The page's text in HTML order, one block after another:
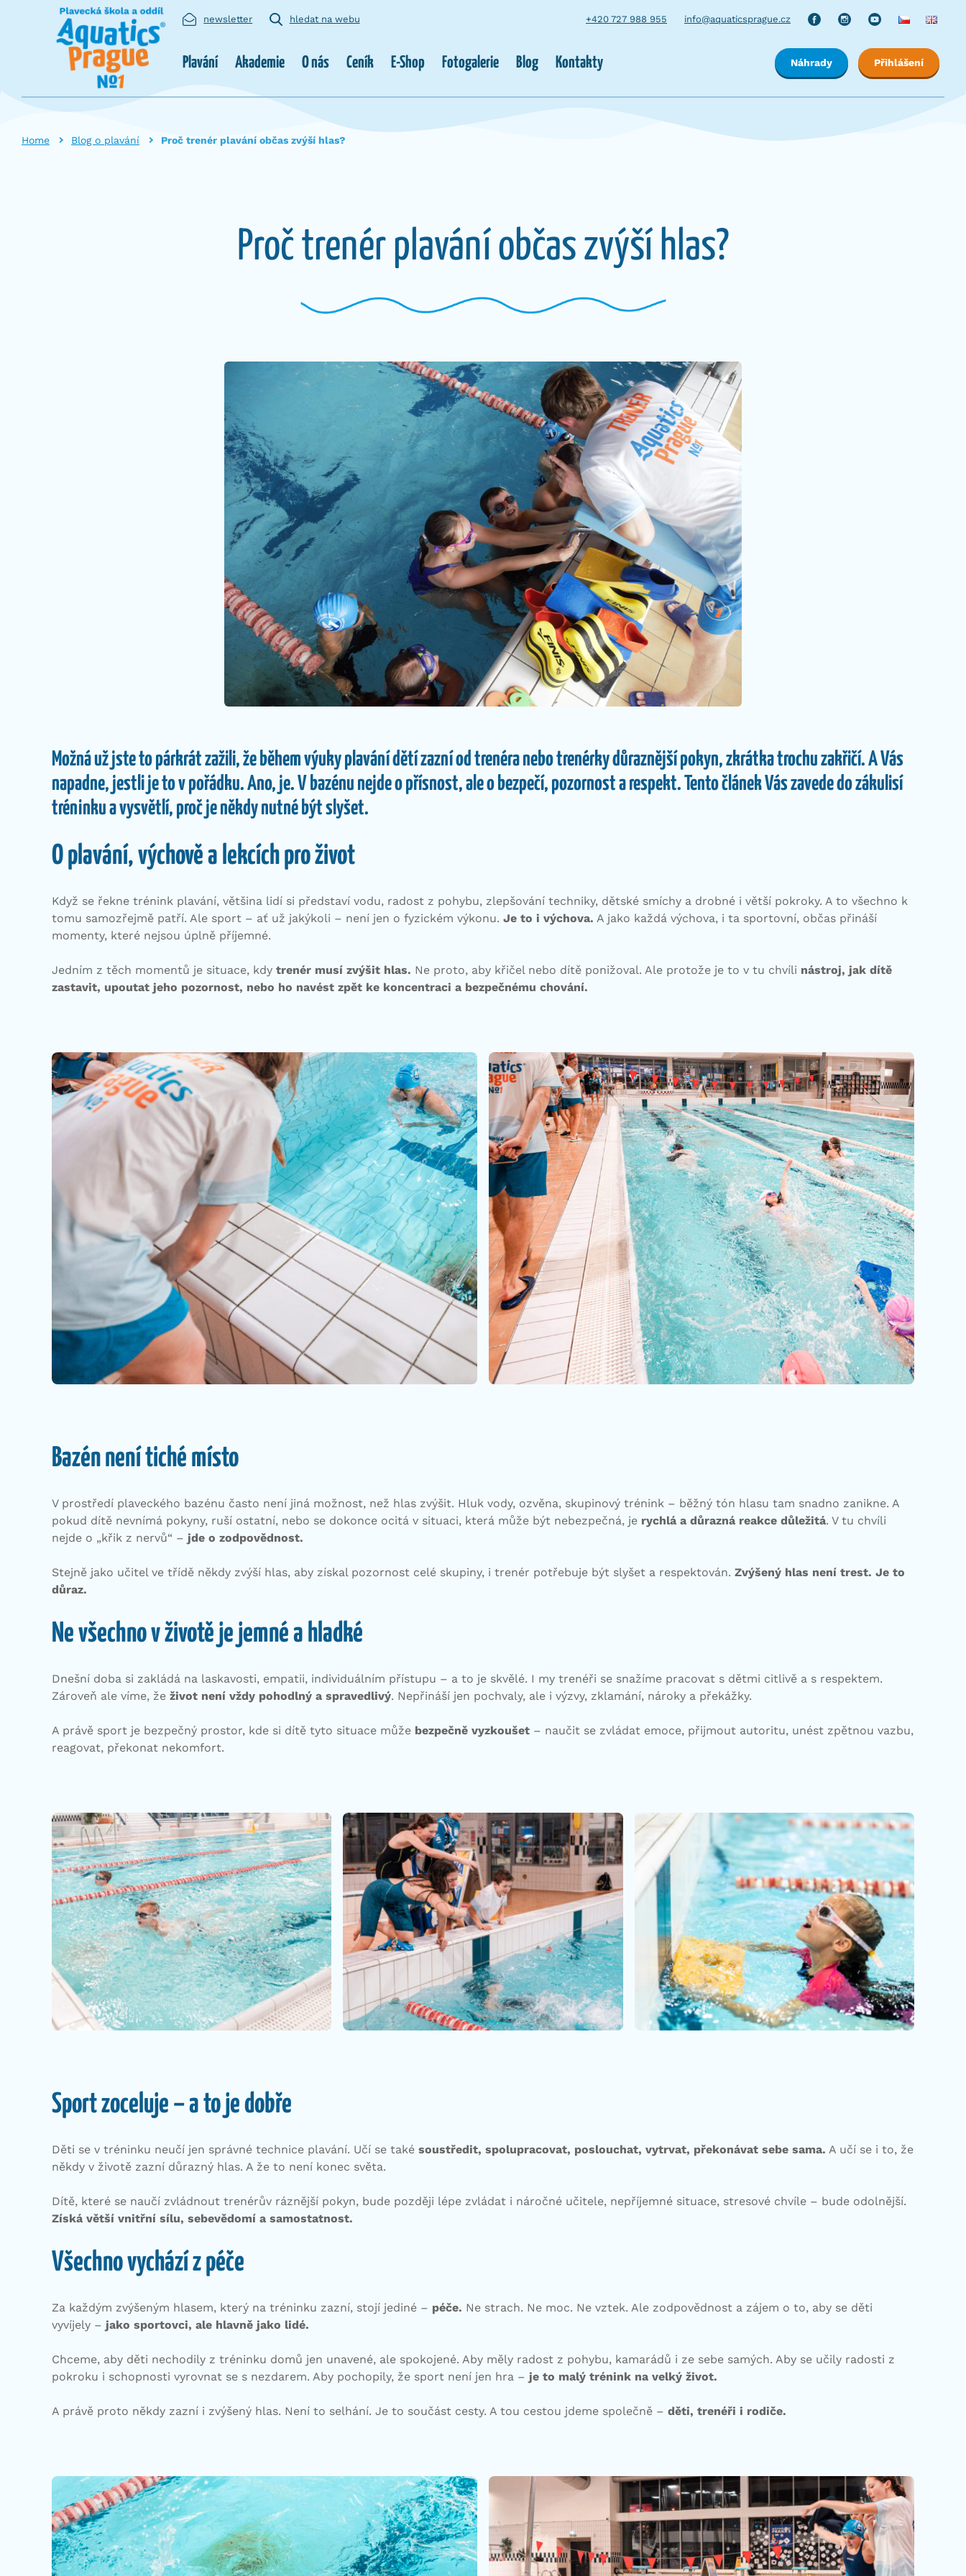
newsletter hledat na webu +420 727 988 955 info@aquaticsprague.cz
Plavání Akademie O nás Ceník E-Shop Fotogalerie Blog Kontakty Náhrady Přihlášení
Home Blog o plavání Proč trenér plavání občas zvýší hlas?
Proč trenér plavání občas zvýší hlas?
Možná už jste to párkrát zažili, že během výuky plavání dětí zazní od trenéra nebo trenérky důraznější pokyn, zkrátka trochu zakřičí. A Vás
napadne, jestli je to v pořádku. Ano, je. V bazénu nejde o přísnost, ale o bezpečí, pozornost a respekt. Tento článek Vás zavede do zákulisí
tréninku a vysvětlí, proč je někdy nutné být slyšet.
O plavání, výchově a lekcích pro život
Když se řekne trénink plavání, většina lidí si představí vodu, radost z pohybu, zlepšování techniky, dětské smíchy a drobné i větší pokroky. A to všechno k
tomu samozřejmě patří. Ale sport – ať už jakýkoli – není jen o fyzickém výkonu. Je to i výchova. A jako každá výchova, i ta sportovní, občas přináší
momenty, které nejsou úplně příjemné.
Jedním z těch momentů je situace, kdy trenér musí zvýšit hlas. Ne proto, aby křičel nebo dítě ponižoval. Ale protože je to v tu chvíli nástroj, jak dítě
zastavit, upoutat jeho pozornost, nebo ho navést zpět ke koncentraci a bezpečnému chování.
Bazén není tiché místo
V prostředí plaveckého bazénu často není jiná možnost, než hlas zvýšit. Hluk vody, ozvěna, skupinový trénink – běžný tón hlasu tam snadno zanikne. A
pokud dítě nevnímá pokyny, ruší ostatní, nebo se dokonce ocitá v situaci, která může být nebezpečná, je rychlá a důrazná reakce důležitá. V tu chvíli
nejde o „křik z nervů“ – jde o zodpovědnost.
Stejně jako učitel ve třídě někdy zvýší hlas, aby získal pozornost celé skupiny, i trenér potřebuje být slyšet a respektován. Zvýšený hlas není trest. Je to
důraz.
Ne všechno v životě je jemné a hladké
Dnešní doba si zakládá na laskavosti, empatii, individuálním přístupu – a to je skvělé. I my trenéři se snažíme pracovat s dětmi citlivě a s respektem.
Zároveň ale víme, že život není vždy pohodlný a spravedlivý. Nepřináší jen pochvaly, ale i výzvy, zklamání, nároky a překážky.
A právě sport je bezpečný prostor, kde si dítě tyto situace může bezpečně vyzkoušet – naučit se zvládat emoce, přijmout autoritu, unést zpětnou vazbu,
reagovat, překonat nekomfort.
Sport zoceluje – a to je dobře
Děti se v tréninku neučí jen správné technice plavání. Učí se také soustředit, spolupracovat, poslouchat, vytrvat, překonávat sebe sama. A učí se i to, že
někdy v životě zazní důrazný hlas. A že to není konec světa.
Dítě, které se naučí zvládnout trenérův ráznější pokyn, bude později lépe zvládat i náročné učitele, nepříjemné situace, stresové chvíle – bude odolnější.
Získá větší vnitřní sílu, sebevědomí a samostatnost.
Všechno vychází z péče
Za každým zvýšeným hlasem, který na tréninku zazní, stojí jediné – péče. Ne strach. Ne moc. Ne vztek. Ale zodpovědnost a zájem o to, aby se děti
vyvíjely – jako sportovci, ale hlavně jako lidé.
Chceme, aby děti nechodily z tréninku domů jen unavené, ale spokojené. Aby měly radost z pohybu, kamarádů i ze sebe samých. Aby se učily radosti z
pokroku i schopnosti vyrovnat se s nezdarem. Aby pochopily, že sport není jen hra – je to malý trénink na velký život.
A právě proto někdy zazní i zvýšený hlas. Není to selhání. Je to součást cesty. A tou cestou jdeme společně – děti, trenéři i rodiče.